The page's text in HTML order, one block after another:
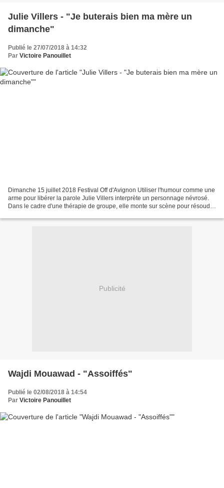
Julie Villers - "Je buterais bien ma mère un
dimanche"
Publié le 27/07/2018 à 14:32
Par Victoire Panouillet
Dimanche 15 juillet 2018 Festival Off d'Avignon Utiliser l'humour comme une
arme pour libérer la parole Julie Villers interprète un personnage névrosé.
Dans le cadre d'une thérapie de groupe, elle monte sur scène pour résoudre
Publicité
Wajdi Mouawad - "Assoiffés"
Publié le 02/08/2018 à 14:54
Par Victoire Panouillet